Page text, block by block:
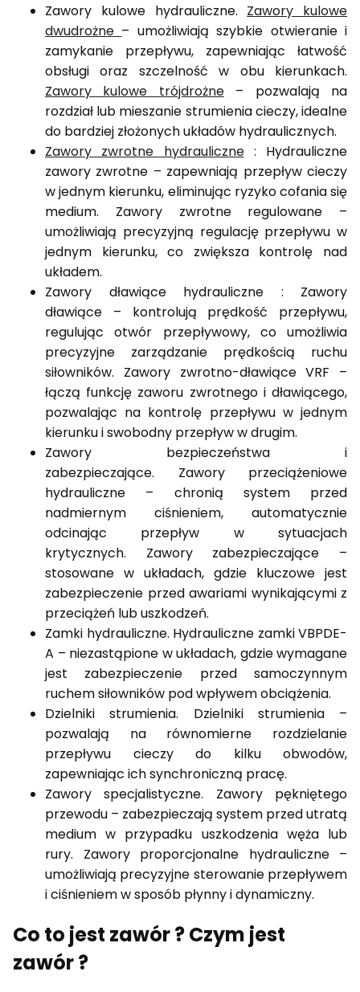
Zawory kulowe hydrauliczne. Zawory kulowe
dwudrożne – umożliwiają szybkie otwieranie i
zamykanie przepływu, zapewniając łatwość
obsługi oraz szczelność w obu kierunkach.
Zawory kulowe trójdrożne– pozwalają na
rozdział lub mieszanie strumienia cieczy, idealne
do bardziej złożonych układów hydraulicznych.
Zawory zwrotne hydrauliczne: Hydrauliczne
zawory zwrotne – zapewniają przepływ cieczy
w jednym kierunku, eliminując ryzyko cofania się
medium. Zawory zwrotne regulowane –
umożliwiają precyzyjną regulację przepływu w
jednym kierunku, co zwiększa kontrolę nad
układem.
Zawory dławiące hydrauliczne : Zawory
dławiące – kontrolują prędkość przepływu,
regulując otwór przepływowy, co umożliwia
precyzyjne zarządzanie prędkością ruchu
siłowników. Zawory zwrotno-dławiące VRF –
łączą funkcję zaworu zwrotnego i dławiącego,
pozwalając na kontrolę przepływu w jednym
kierunku i swobodny przepływ w drugim.
Zawory bezpieczeństwa i
zabezpieczające. Zawory przeciążeniowe
hydrauliczne – chronią system przed
nadmiernym ciśnieniem, automatycznie
odcinając przepływ w sytuacjach
krytycznych. Zawory zabezpieczające –
stosowane w układach, gdzie kluczowe jest
zabezpieczenie przed awariami wynikającymi z
przeciążeń lub uszkodzeń.
Zamki hydrauliczne. Hydrauliczne zamki VBPDE-
A – niezastąpione w układach, gdzie wymagane
jest zabezpieczenie przed samoczynnym
ruchem siłowników pod wpływem obciążenia.
Dzielniki strumienia. Dzielniki strumienia –
pozwalają na równomierne rozdzielanie
przepływu cieczy do kilku obwodów,
zapewniając ich synchroniczną pracę.
Zawory specjalistyczne. Zawory pękniętego
przewodu – zabezpieczają system przed utratą
medium w przypadku uszkodzenia węża lub
rury. Zawory proporcjonalne hydrauliczne –
umożliwiają precyzyjne sterowanie przepływem
i ciśnieniem w sposób płynny i dynamiczny.
Co to jest zawór ? Czym jest
zawór ?